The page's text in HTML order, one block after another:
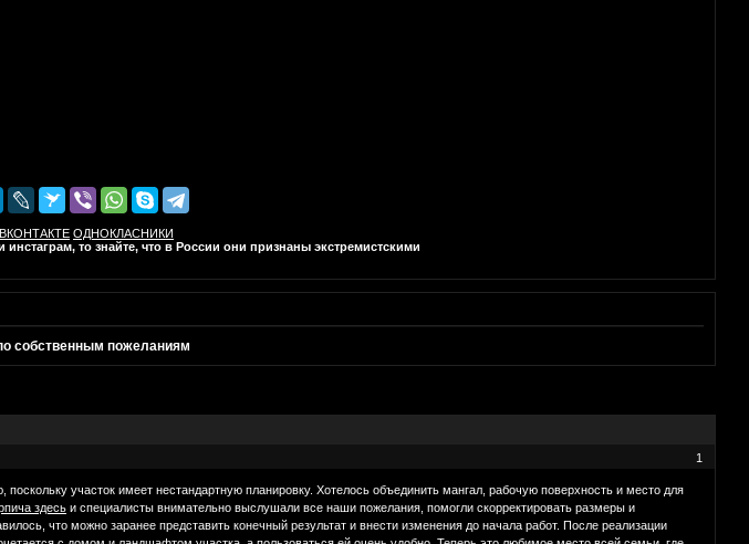
ВКОНТАКТЕ ОДНОКЛАСНИКИ
то знайте, что в России они признаны экстремистскими
собственным пожеланиям
1
участок имеет нестандартную планировку. Хотелось объединить мангал, рабочую поверхность и место для
здесь и специалисты внимательно выслушали все наши пожелания, помогли скорректировать размеры и
что можно заранее представить конечный результат и внести изменения до начала работ. После реализации